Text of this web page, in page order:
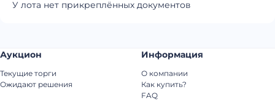
У лота нет прикреплённых документов
Аукцион
Текущие торги
Ожидают решения
Информация
О компании
Как купить?
FAQ